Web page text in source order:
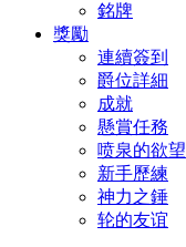
銘牌
獎勵
連續簽到
爵位詳細
成就
懸賞任務
喷泉的欲望
新手歷練
神力之錘
轮的友谊